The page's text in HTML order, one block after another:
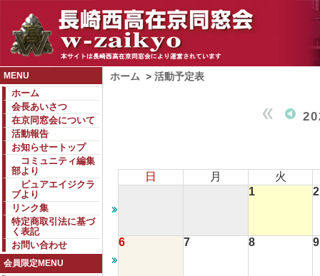
MENU
ホーム
会長あいさつ
在京同窓会について
活動報告
お知らせートップ
コミュニティ編集
部より
ピュアエイジクラ
ブより
リンク集
特定商取引法に基づ
く表記
お問い合わせ
会員限定MENU
ホーム > 活動予定表
日 月
火
1
2
6 7 8 9